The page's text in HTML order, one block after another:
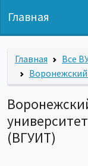
Главная
Главная Все
Воронежский
(ВГУИТ)